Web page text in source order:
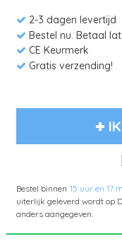
2-3 dagen levertijd
Bestel nu. Betaal
CE Keurmerk
Gratis verzending!
Bestel binnen 15 uur en 17
uiterlijk geleverd wordt op
anders aangegeven.